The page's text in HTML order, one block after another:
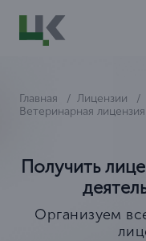
Главная Лицензии
Ветеринарная лицензия
Получить
Организуем